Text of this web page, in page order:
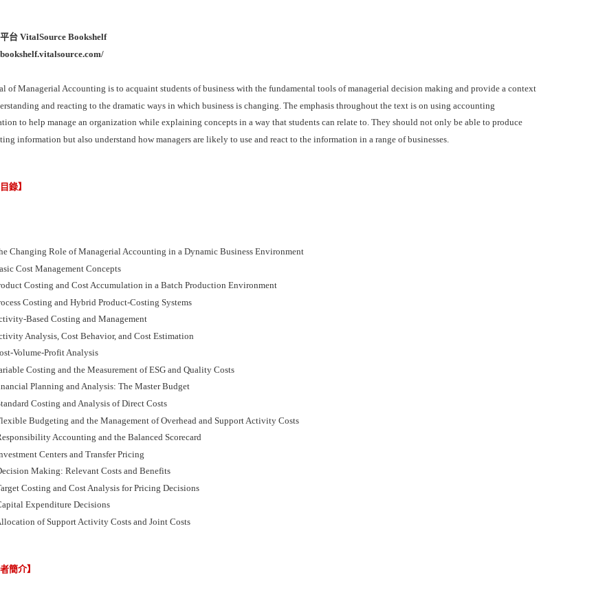
台 VitalSource Bookshelf
of Managerial Accounting is to acquaint students of business with the fundamental tools of managerial decision making and provide a context
and reacting to the dramatic ways in which business is changing. The emphasis throughout the text is on using accounting
to help manage an organization while explaining concepts in a way that students can relate to. They should not only be able to produce
information but also understand how managers are likely to use and react to the information in a range of businesses.
錄】
Changing Role of Managerial Accounting in a Dynamic Business Environment
Cost Management Concepts
Costing and Cost Accumulation in a Batch Production Environment
Costing and Hybrid Product-Costing Systems
Based Costing and Management
Analysis, Cost Behavior, and Cost Estimation
Volume-Profit Analysis
Costing and the Measurement of ESG and Quality Costs
Planning and Analysis: The Master Budget
Costing and Analysis of Direct Costs
Budgeting and the Management of Overhead and Support Activity Costs
Accounting and the Balanced Scorecard
Centers and Transfer Pricing
Making: Relevant Costs and Benefits
Costing and Cost Analysis for Pricing Decisions
Expenditure Decisions
of Support Activity Costs and Joint Costs
簡介】